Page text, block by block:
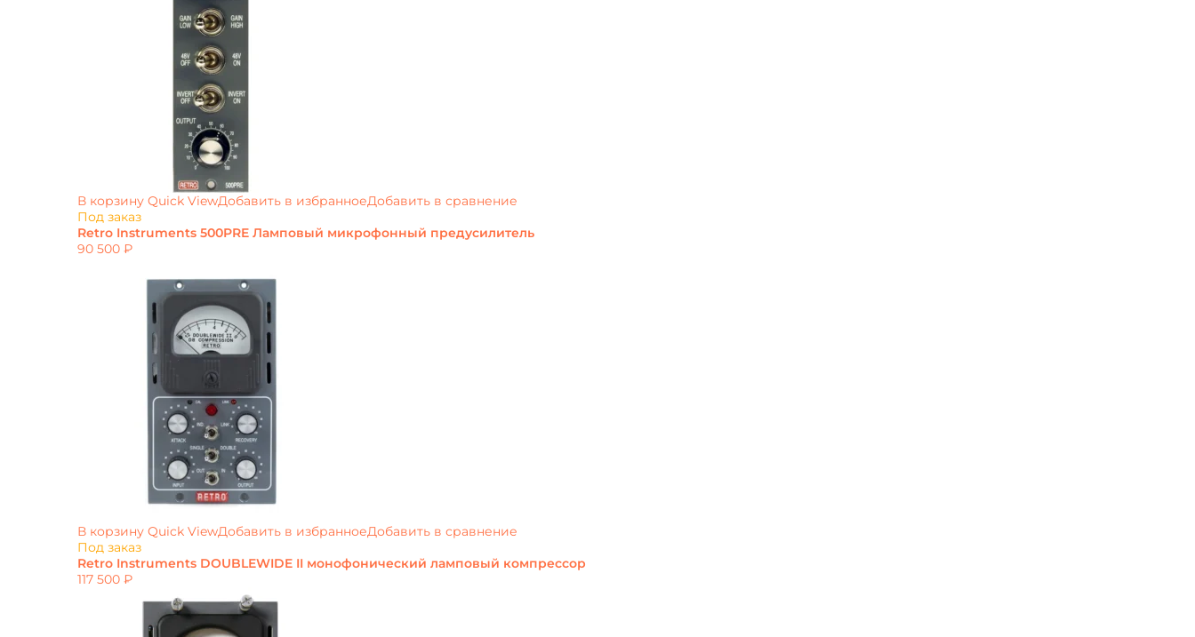
В корзину Quick ViewДобавить в избранноеДобавить в сравнение
Под заказ
Retro Instruments 500PRE Ламповый микрофонный предусилитель
90 500 ₽
В корзину Quick ViewДобавить в избранноеДобавить в сравнение
Под заказ
Retro Instruments DOUBLEWIDE II монофонический ламповый компрессор
117 500 ₽